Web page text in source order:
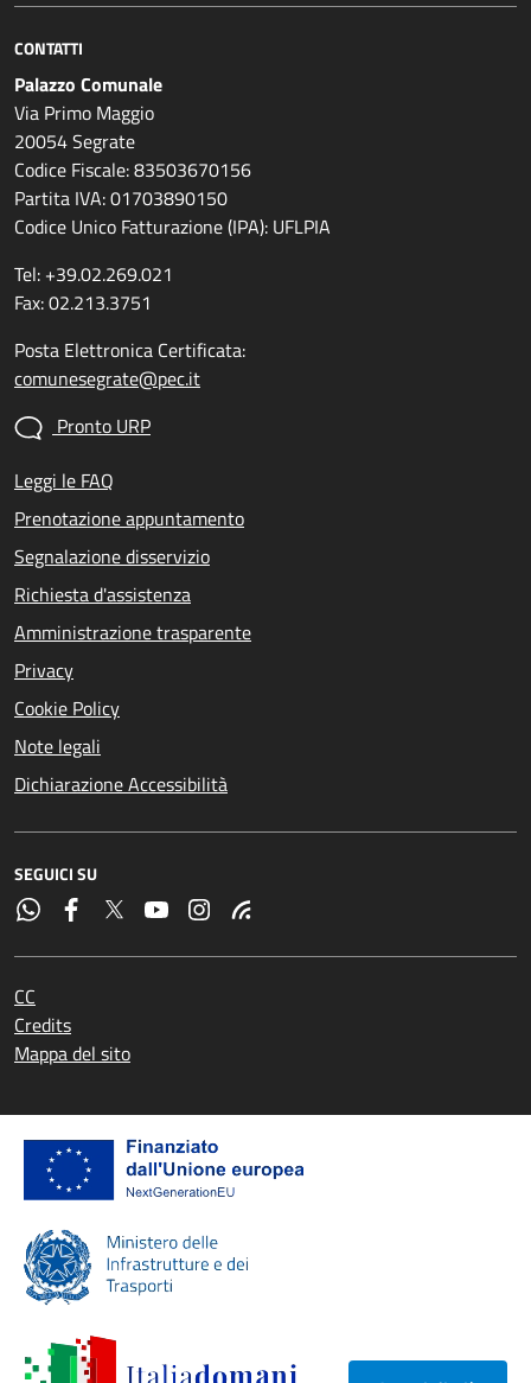
CONTATTI
Palazzo Comunale
Via Primo Maggio
20054 Segrate
Codice Fiscale: 83503670156
Partita IVA: 01703890150
Codice Unico Fatturazione (IPA): UFLPIA
Tel: +39.02.269.021
Fax: 02.213.3751
Posta Elettronica Certificata:
comunesegrate@pec.it
Pronto URP
Leggi le FAQ
Prenotazione appuntamento
Segnalazione disservizio
Richiesta d'assistenza
Amministrazione trasparente
Privacy
Cookie Policy
Note legali
Dichiarazione Accessibilità
SEGUICI SU
CC
Credits
Mappa del sito